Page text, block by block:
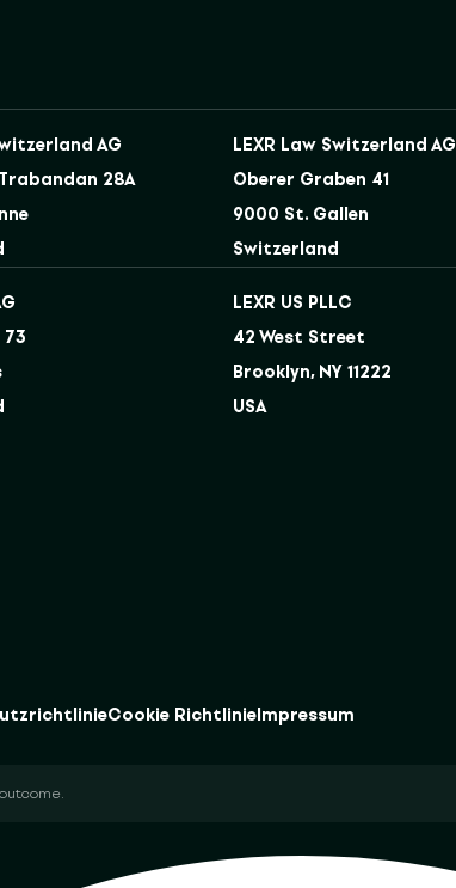
AG
28A
LEXR Law Switzerland AG
Oberer Graben 41
9000 St. Gallen
Switzerland
73
LEXR US PLLC
42 West Street
Brooklyn, NY 11222
USA
Cookie RichtlinieImpressum